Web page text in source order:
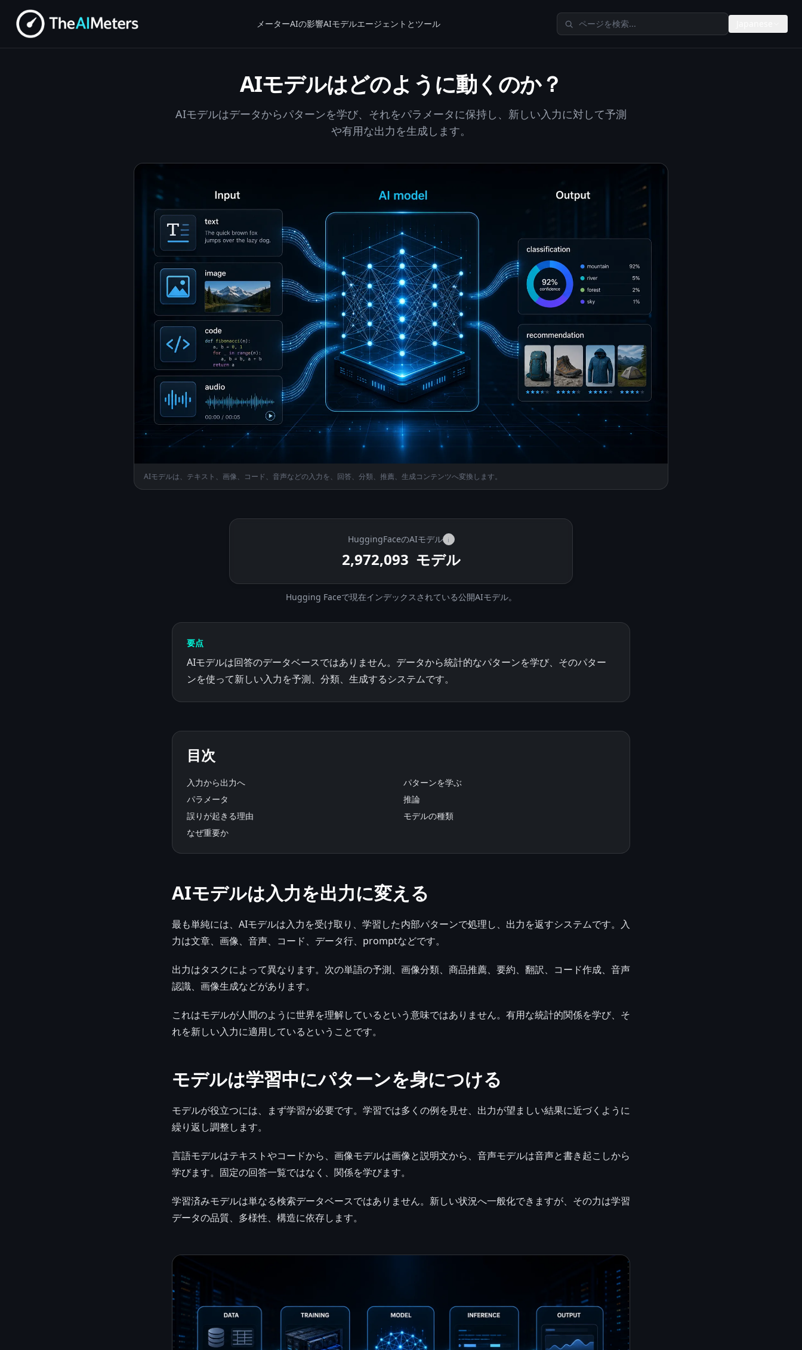
メーターAIの影響AIモデルエージェントとツール TheAIMetersを検索
AIモデルはどのように動くのか？
AIモデルはデータからパターンを学び、それをパラメータに保持し、新しい入力に対して予測
や有用な出力を生成します。
AIモデルは、テキスト、画像、コード、音声などの入力を、回答、分類、推薦、生成コンテンツへ変換します。
HuggingFaceのAIモデル i
2,972,093 モデル
Hugging Faceで現在インデックスされている公開AIモデル。
要点
AIモデルは回答のデータベースではありません。データから統計的なパターンを学び、そのパター
ンを使って新しい入力を予測、分類、生成するシステムです。
目次
入力から出力へ
パターンを学ぶ
パラメータ
推論
誤りが起きる理由
モデルの種類
なぜ重要か
AIモデルは入力を出力に変える
最も単純には、AIモデルは入力を受け取り、学習した内部パターンで処理し、出力を返すシステムです。入
力は文章、画像、音声、コード、データ行、promptなどです。
出力はタスクによって異なります。次の単語の予測、画像分類、商品推薦、要約、翻訳、コード作成、音声
認識、画像生成などがあります。
これはモデルが人間のように世界を理解しているという意味ではありません。有用な統計的関係を学び、そ
れを新しい入力に適用しているということです。
モデルは学習中にパターンを身につける
モデルが役立つには、まず学習が必要です。学習では多くの例を見せ、出力が望ましい結果に近づくように
繰り返し調整します。
言語モデルはテキストやコードから、画像モデルは画像と説明文から、音声モデルは音声と書き起こしから
学びます。固定の回答一覧ではなく、関係を学びます。
学習済みモデルは単なる検索データベースではありません。新しい状況へ一般化できますが、その力は学習
データの品質、多様性、構造に依存します。